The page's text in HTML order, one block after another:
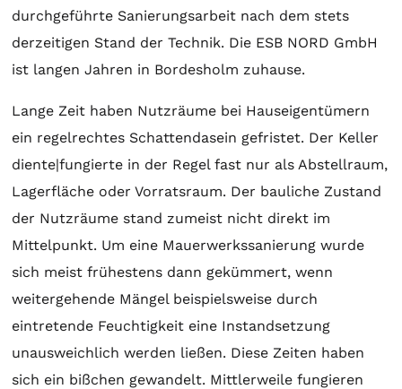
durchgeführte Sanierungsarbeit nach dem stets
derzeitigen Stand der Technik. Die ESB NORD GmbH
ist langen Jahren in Bordesholm zuhause.
Lange Zeit haben Nutzräume bei Hauseigentümern
ein regelrechtes Schattendasein gefristet. Der Keller
diente|fungierte in der Regel fast nur als Abstellraum,
Lagerfläche oder Vorratsraum. Der bauliche Zustand
der Nutzräume stand zumeist nicht direkt im
Mittelpunkt. Um eine Mauerwerkssanierung wurde
sich meist frühestens dann gekümmert, wenn
weitergehende Mängel beispielsweise durch
eintretende Feuchtigkeit eine Instandsetzung
unausweichlich werden ließen. Diese Zeiten haben
sich ein bißchen gewandelt. Mittlerweile fungieren